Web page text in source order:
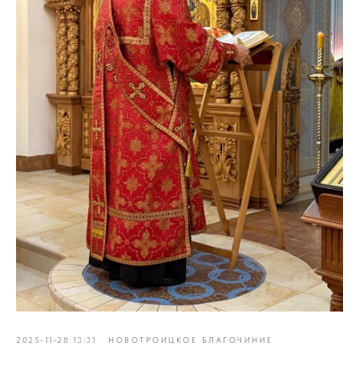
2025-11-28 13:31 НОВОТРОИЦКОЕ БЛАГОЧИНИЕ